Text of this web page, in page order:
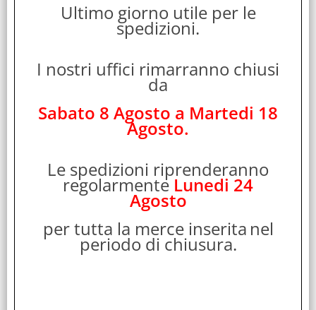
ILLUMINAZIONE LED RGB 500/1.400 RPM
Cod. art.:
Garanzia:
NERO/BIANCO
Ultimo giorno utile per le
spedizioni.
I nostri uffici rimarranno chiusi
da
Sabato 8 Agosto a Martedi 18
Agosto.
Le spedizioni riprenderanno
regolarmente Lunedi 24
Agosto
per tutta la merce inserita nel
periodo di chiusura.